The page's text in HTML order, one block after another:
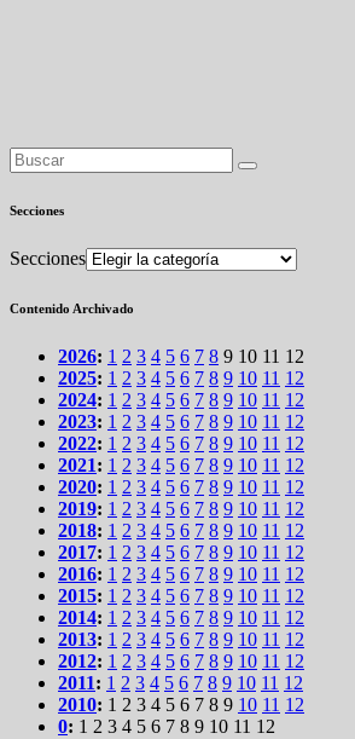
Secciones
Secciones
Contenido Archivado
2026: 1 2 3 4 5 6 7 8 9 10 11 12
2025: 1 2 3 4 5 6 7 8 9 10 11 12
2024: 1 2 3 4 5 6 7 8 9 10 11 12
2023: 1 2 3 4 5 6 7 8 9 10 11 12
2022: 1 2 3 4 5 6 7 8 9 10 11 12
2021: 1 2 3 4 5 6 7 8 9 10 11 12
2020: 1 2 3 4 5 6 7 8 9 10 11 12
2019: 1 2 3 4 5 6 7 8 9 10 11 12
2018: 1 2 3 4 5 6 7 8 9 10 11 12
2017: 1 2 3 4 5 6 7 8 9 10 11 12
2016: 1 2 3 4 5 6 7 8 9 10 11 12
2015: 1 2 3 4 5 6 7 8 9 10 11 12
2014: 1 2 3 4 5 6 7 8 9 10 11 12
2013: 1 2 3 4 5 6 7 8 9 10 11 12
2012: 1 2 3 4 5 6 7 8 9 10 11 12
2011: 1 2 3 4 5 6 7 8 9 10 11 12
2010: 1 2 3 4 5 6 7 8 9 10 11 12
0: 1 2 3 4 5 6 7 8 9 10 11 12